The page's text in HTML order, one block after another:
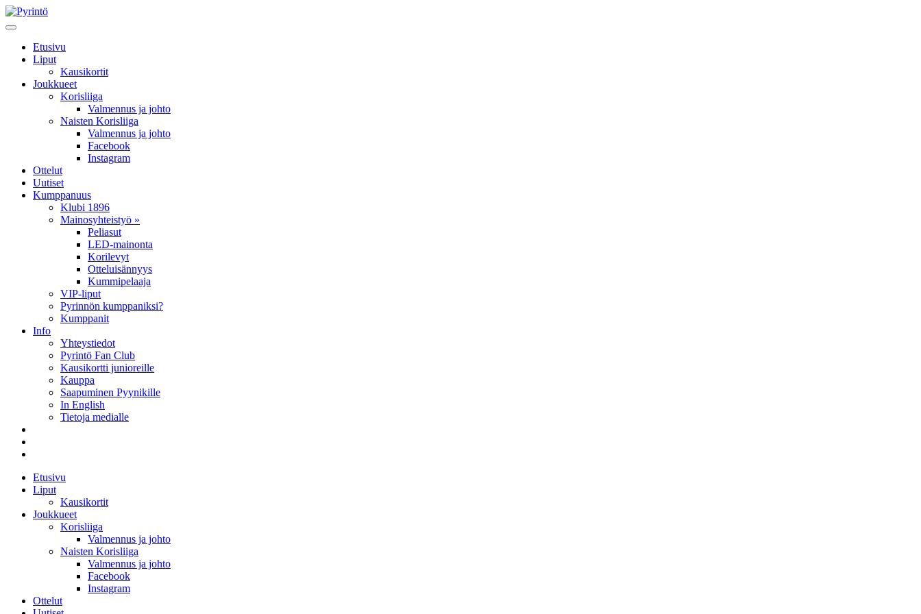
Etusivu
Liput
Kausikortit
Joukkueet
Korisliiga
Valmennus ja johto
Naisten Korisliiga
Valmennus ja johto
Facebook
Instagram
Ottelut
Uutiset
Kumppanuus
Klubi 1896
Mainosyhteistyö »
Peliasut
LED-mainonta
Korilevyt
Otteluisännyys
Kummipelaaja
VIP-liput
Pyrinnön kumppaniksi?
Kumppanit
Info
Yhteystiedot
Pyrintö Fan Club
Kausikortti junioreille
Kauppa
Saapuminen Pyynikille
In English
Tietoja medialle
Etusivu
Liput
Kausikortit
Joukkueet
Korisliiga
Valmennus ja johto
Naisten Korisliiga
Valmennus ja johto
Facebook
Instagram
Ottelut